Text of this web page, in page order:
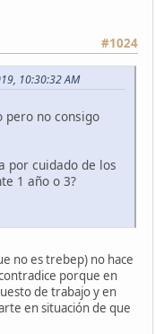
#1024
10:30:32 AM
pero no consigo
por cuidado de los
1 año o 3?
no es trebep) no hace
porque en
de trabajo y en
en situación de que